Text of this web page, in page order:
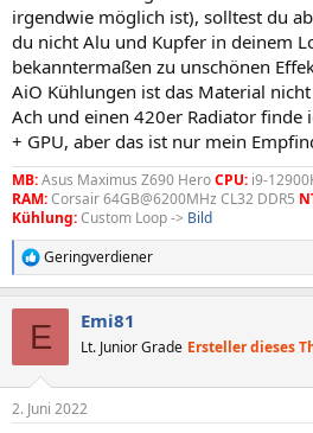
irgendwie möglich ist), solltest du
du nicht Alu und Kupfer in deinem
bekanntermaßen zu unschönen
AiO Kühlungen ist das Material
Ach und einen 420er Radiator finde
+ GPU, aber das ist nur mein
MB:Asus Maximus Z690 HeroCPU: i9-
RAM:Corsair 64GB@6200MHz CL32 DDR5
Kühlung:Custom Loop -> Bild
R
e
e
Geringverdiener
E Emi81
Lt. Junior Grade Ersteller dieses
2. Juni 2022